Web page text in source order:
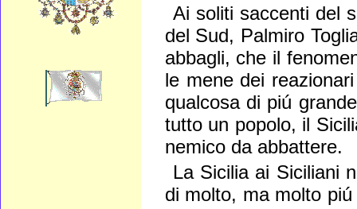
Ai soliti saccenti del
del Sud, Palmiro
abbagli, che il
le mene dei
qualcosa di piú
tutto un popolo, il
nemico da abbattere.
La Sicilia ai Siciliani
di molto, ma molto